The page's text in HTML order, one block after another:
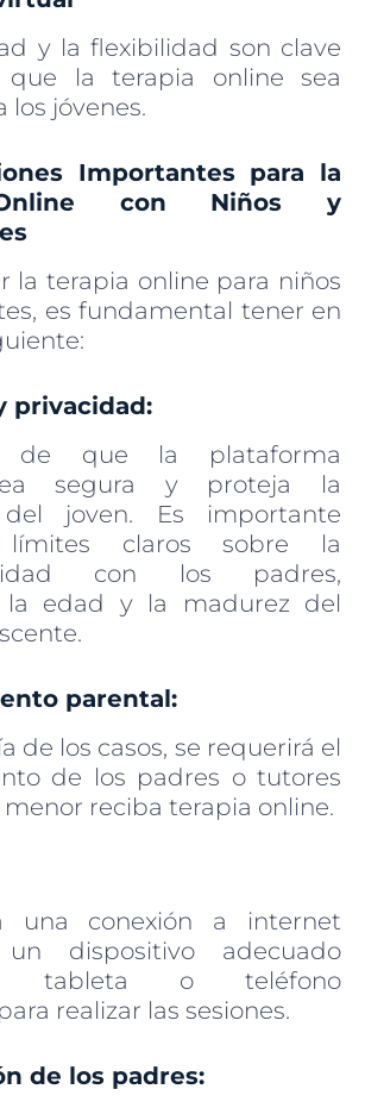
y la flexibilidad son clave
que la terapia online sea
los jóvenes.
Importantes para la
con Niños y
la terapia online para niños
es fundamental tener en
privacidad:
de que la plataforma
segura y proteja la
joven. Es importante
límites claros sobre la
con los padres,
la edad y la madurez del
parental:
de los casos, se requerirá el
de los padres o tutores
reciba terapia online.
una conexión a internet
dispositivo adecuado
tableta o teléfono
realizar las sesiones.
de los padres: